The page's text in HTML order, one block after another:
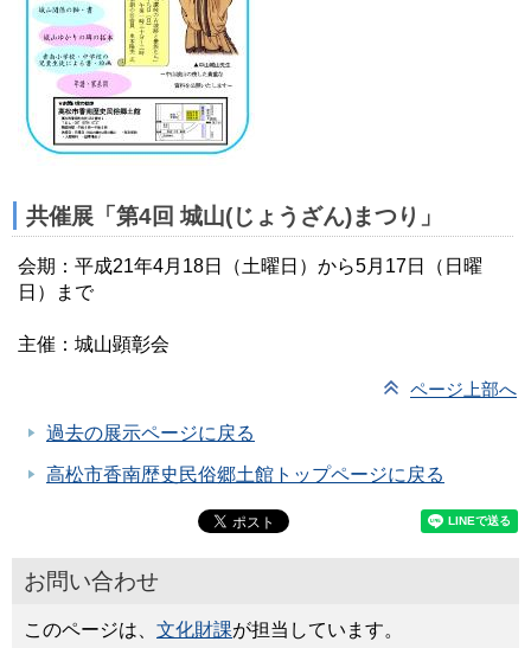
共催展「第4回 城山(じょうざん)まつり」
会期：平成21年4月18日（土曜日）から5月17日（日曜
日）まで
主催：城山顕彰会
ページ上部へ
過去の展示ページに戻る
高松市香南歴史民俗郷土館トップページに戻る
お問い合わせ
このページは、 文化財課が担当しています。